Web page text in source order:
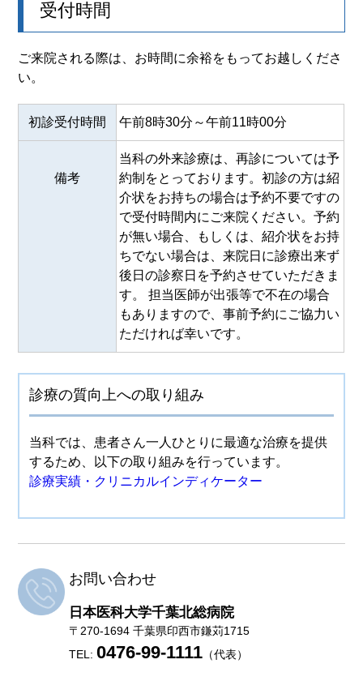
受付時間
ご来院される際は、お時間に余裕をもってお越しくださ
い。​
初診受付時間 午前8時30分～午前11時00分
備考
当科の外来診療は、再診については予
約制をとっております。初診の方は紹
介状をお持ちの場合は予約不要ですの
で受付時間内にご来院ください。予約
が無い場合、もしくは、紹介状をお持
ちでない場合は、来院日に診療出来ず
後日の診察日を予約させていただきま
す。 担当医師が出張等で不在の場合
もありますので、事前予約にご協力い
ただければ幸いです。
診療の質向上への取り組み
当科では、患者さん一人ひとりに最適な治療を提供
するため、以下の取り組みを行っています。
診療実績・クリニカルインディケーター
お問い合わせ
日本医科大学千葉北総病院
〒270-1694 千葉県印西市鎌苅1715
TEL:0476-99-1111 （代表）